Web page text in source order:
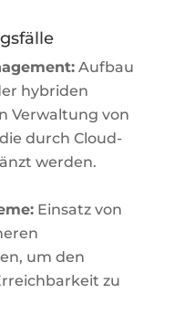
Aufbau
hybriden
Verwaltung von
durch Cloud-
werden.
Einsatz von
um den
zu